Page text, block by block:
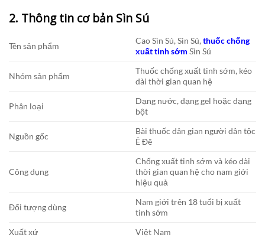
2. Thông tin cơ bản Sìn Sú
Tên sản phẩm
Cao Sìn Sú, Sìn Sú,thuốc chống
xuất tinh sớm Sìn Sú
Nhóm sản phẩm
Thuốc chống xuất tinh sớm, kéo
dài thời gian quan hệ
Phân loại
Dạng nước, dạng gel hoặc dạng
bột
Nguồn gốc
Bài thuốc dân gian người dân tộc
Ê Đê
Công dụng
Chống xuất tinh sớm và kéo dài
thời gian quan hệ cho nam giới
hiệu quả
Đối tượng dùng
Nam giới trên 18 tuổi bị xuất
tinh sớm
Xuất xứ
Việt Nam